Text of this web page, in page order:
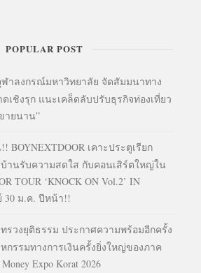
POPULAR POST
าลงกรณ์มหาวิทยาลัย จัดสัมมนาทาง
เชิงรุก แนะเคล็ดลับปรับธุรกิจท่องเที่ยว
ายนาน”
BOYNEXTDOOR เคาะประตูเรียก
บ้านรับความสดใส กับคอนเสิร์ตใหญ่ใน
TOUR ‘KNOCK ON Vol.2’ IN
30 ม.ค. ปีหน้า!!
รวงยุติธรรม ประกาศความพร้อมอีกครั้ง
กรรมทางการเงินครั้งยิ่งใหญ่ของภาค
Expo Korat 2026